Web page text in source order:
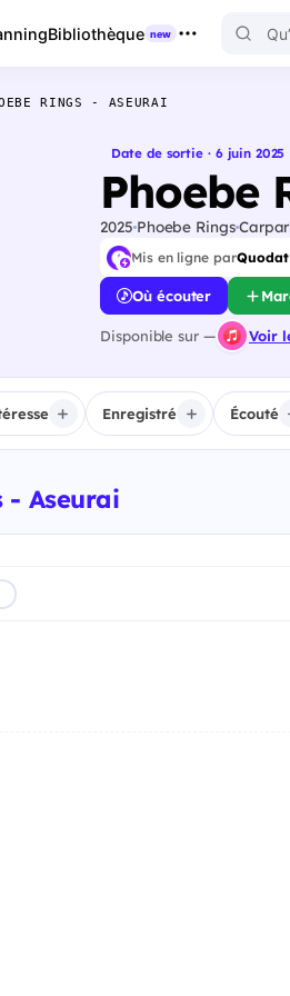
Bibliothèque new
RINGS - ASEURAI
Date de sortie · 6 juin 2025
Phoebe
2025 Phoebe Rings
Mis en ligne parQuodat
Où écouter
Disponible sur — Voir
Enregistré Écouté
- Aseurai